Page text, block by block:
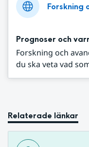
Forskning
Prognoser och
Forskning och
du ska veta vad
Relaterade länkar